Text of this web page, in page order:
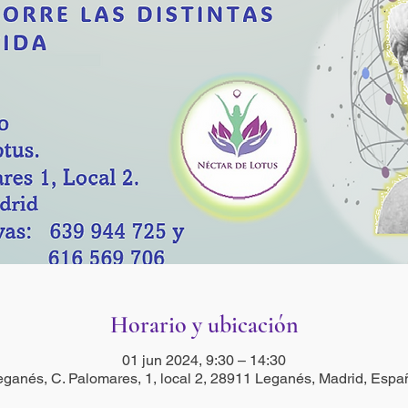
Horario y ubicación
01 jun 2024, 9:30 – 14:30
C. Palomares, 1, local 2, 28911 Leganés, Madrid,